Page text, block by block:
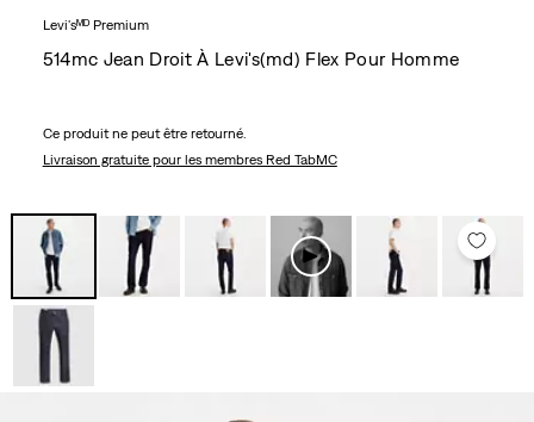
Levi'sᴹᴰ Premium
514mc Jean Droit À Levi's(md) Flex Pour Homme
Ce produit ne peut être retourné.
Livraison gratuitepour les membres Red TabMC